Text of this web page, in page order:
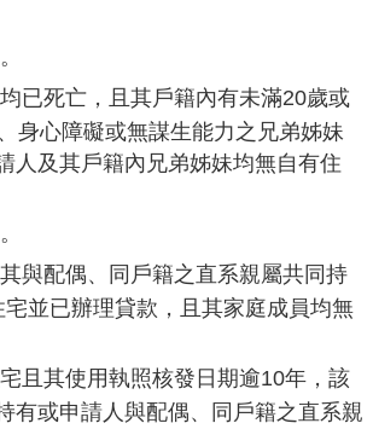
已死亡，且其戶籍內有未滿20歲或
身心障礙或無謀生能力之兄弟姊妹
人及其戶籍內兄弟姊妹均無自有住
與配偶、同戶籍之直系親屬共同持
宅並已辦理貸款，且其家庭成員均無
且其使用執照核發日期逾10年，該
有或申請人與配偶、同戶籍之直系親